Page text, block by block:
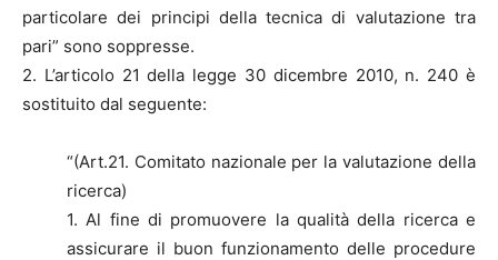
particolare dei principi della tecnica di valutazione tra
pari” sono soppresse.
2. L’articolo 21 della legge 30 dicembre 2010, n. 240 è
sostituito dal seguente:
“(Art.21. Comitato nazionale per la valutazione della
ricerca)
1. Al fine di promuovere la qualità della ricerca e
assicurare il buon funzionamento delle procedure